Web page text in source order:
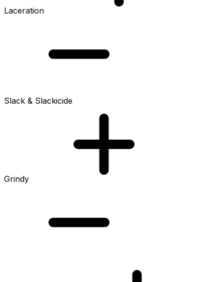
Laceration
Slack & Slackicide
Grindy